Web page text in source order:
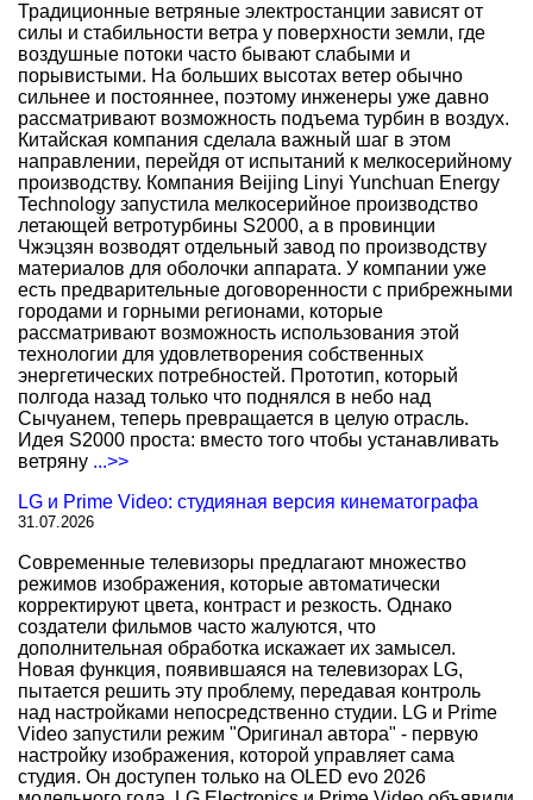
Традиционные ветряные электростанции зависят от
силы и стабильности ветра у поверхности земли, где
воздушные потоки часто бывают слабыми и
порывистыми. На больших высотах ветер обычно
сильнее и постояннее, поэтому инженеры уже давно
рассматривают возможность подъема турбин в воздух.
Китайская компания сделала важный шаг в этом
направлении, перейдя от испытаний к мелкосерийному
производству. Компания Beijing Linyi Yunchuan Energy
Technology запустила мелкосерийное производство
летающей ветротурбины S2000, а в провинции
Чжэцзян возводят отдельный завод по производству
материалов для оболочки аппарата. У компании уже
есть предварительные договоренности с прибрежными
городами и горными регионами, которые
рассматривают возможность использования этой
технологии для удовлетворения собственных
энергетических потребностей. Прототип, который
полгода назад только что поднялся в небо над
Сычуанем, теперь превращается в целую отрасль.
Идея S2000 проста: вместо того чтобы устанавливать
ветряну ...>>
LG и Prime Video: студияная версия кинематографа
31.07.2026
Современные телевизоры предлагают множество
режимов изображения, которые автоматически
корректируют цвета, контраст и резкость. Однако
создатели фильмов часто жалуются, что
дополнительная обработка искажает их замысел.
Новая функция, появившаяся на телевизорах LG,
пытается решить эту проблему, передавая контроль
над настройками непосредственно студии. LG и Prime
Video запустили режим "Оригинал автора" - первую
настройку изображения, которой управляет сама
студия. Он доступен только на OLED evo 2026